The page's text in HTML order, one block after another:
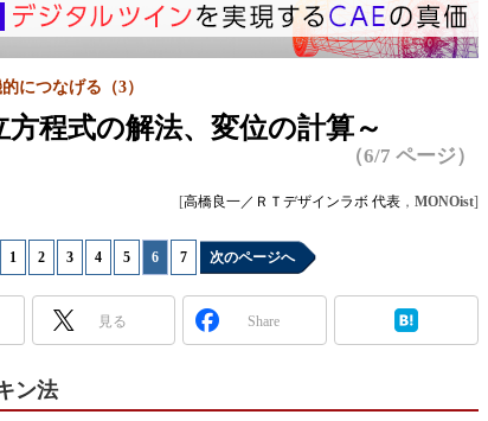
IIFES
国際ロボット展
ジャパンモビリティショー
TECHNO-FRONTIER
スマート工場EXPO
EdgeTech+
日本ものづくりワールド
AUTOMOTIVE WORLD
VR／AR
フィールドサービス
組み込み画像技術
Windows Embedded
ISO26262
無償設計ツール
3Dプリンタ
S＆OP
FA
モビリティ
程式の解法、変位の計算～
につなげる（3）
（6/7 ページ）
[高橋良一／ＲＴデザインラボ 代表 ， MONOist]
1 2 3 4 5 6 7 次のページへ
見る Share
ン法